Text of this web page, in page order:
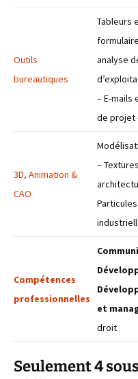
Outils
bureautiques
Tableurs
analyse
– E-mails
de projet
3D, Animation &
CAO
–
Compétences
professionnelles
et
droit
Seulement 4